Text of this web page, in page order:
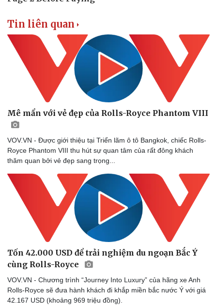
Tin liên quan
Mê mẩn với vẻ đẹp của Rolls-Royce Phantom VIII
VOV.VN - Được giới thiệu tại Triển lãm ô tô Bangkok, chiếc Rolls-
Royce Phantom VIII thu hút sự quan tâm của rất đông khách
thăm quan bởi vẻ đẹp sang trọng...
Tốn 42.000 USD để trải nghiệm du ngoạn Bắc Ý
cùng Rolls-Royce
VOV.VN - Chương trình “Journey Into Luxury” của hãng xe Anh
Rolls-Royce sẽ đưa hành khách đi khắp miền bắc nước Ý với giá
42.167 USD (khoảng 969 triệu đồng).